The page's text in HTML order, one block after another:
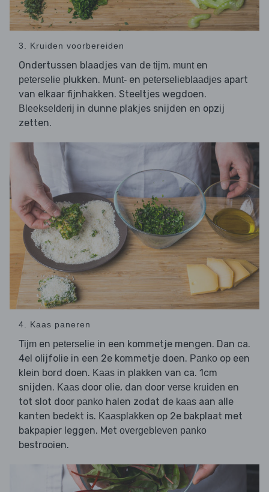
3. Kruiden voorbereiden
Ondertussen blaadjes van de tijm, munten
peterselie plukken. Munt- en peterselieblaadjes apart
van elkaar fijnhakken. Steeltjes wegdoen.
Bleekselderij in dunne plakjes snijden en opzij
zetten.
4. Kaas paneren
Tijm en peterselie in een kommetje mengen. Dan ca.
4el olijfolie in een 2e kommetje doen. Panko op een
klein bord doen. Kaas in plakken van ca. 1cm
snijden. Kaas door olie, dan door verse kruiden en
tot slot door panko halen zodat de kaas aan alle
kanten bedekt is. Kaasplakken op 2e bakplaat met
bakpapier leggen. Met overgebleven panko
bestrooien.